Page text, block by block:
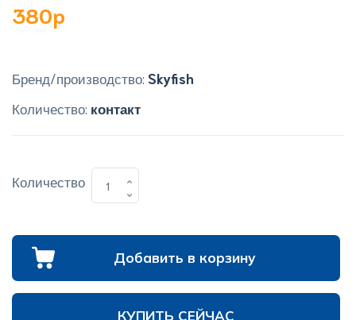
380p
Бренд/производство: Skyfish
Количество: контакт
Количество
Добавить в корзину
КУПИТЬ СЕЙЧАС